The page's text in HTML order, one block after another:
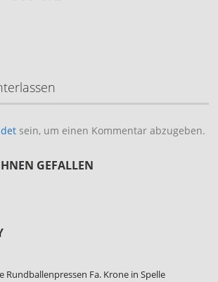
sein, um einen Kommentar abzugeben.
GEFALLEN
Rundballenpressen Fa. Krone in Spelle